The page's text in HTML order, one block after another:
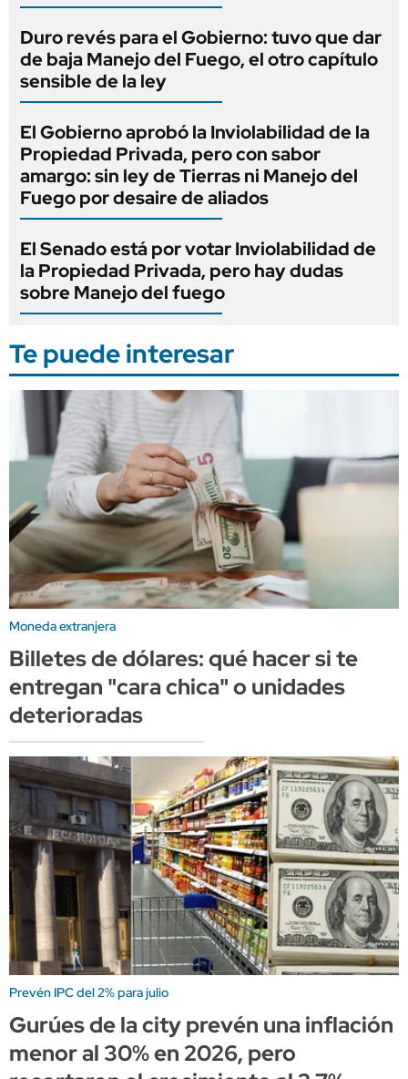
Duro revés para el Gobierno: tuvo que dar
de baja Manejo del Fuego, el otro capítulo
sensible de la ley
El Gobierno aprobó la Inviolabilidad de la
Propiedad Privada, pero con sabor
amargo: sin ley de Tierras ni Manejo del
Fuego por desaire de aliados
El Senado está por votar Inviolabilidad de
la Propiedad Privada, pero hay dudas
sobre Manejo del fuego
Te puede interesar
Moneda extranjera
Billetes de dólares: qué hacer si te
entregan "cara chica" o unidades
deterioradas
Prevén IPC del 2% para julio
Gurúes de la city prevén una inflación
menor al 30% en 2026, pero